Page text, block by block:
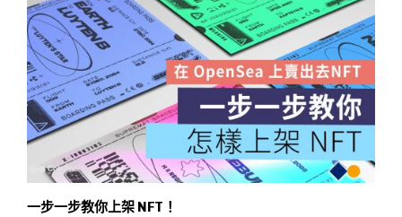
一步一步教你上架 NFT！